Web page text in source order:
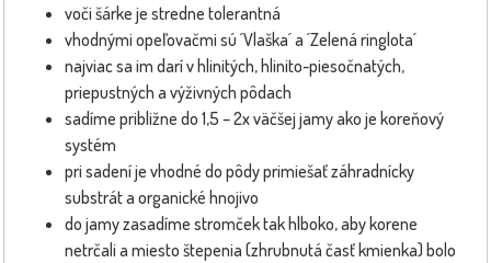
voči šárke je stredne tolerantná
vhodnými opeľovačmi sú ´Vlaška´ a ´Zelená ringlota´
najviac sa im darí v hlinitých, hlinito-piesočnatých,
priepustných a výživných pôdach
sadíme približne do 1,5 – 2x väčšej jamy ako je koreňový
systém
pri sadení je vhodné do pôdy primiešať záhradnícky
substrát a organické hnojivo
do jamy zasadíme stromček tak hlboko, aby korene
netrčali a miesto štepenia (zhrubnutá časť kmienka) bolo